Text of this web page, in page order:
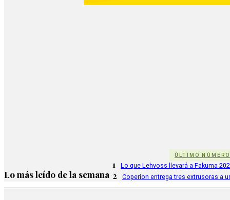
ÚLTIMO NÚMERO
Lo más leído de la semana
1 Lo que Lehvoss llevará a Fakuma
2 Coperion entrega tres extrusoras a